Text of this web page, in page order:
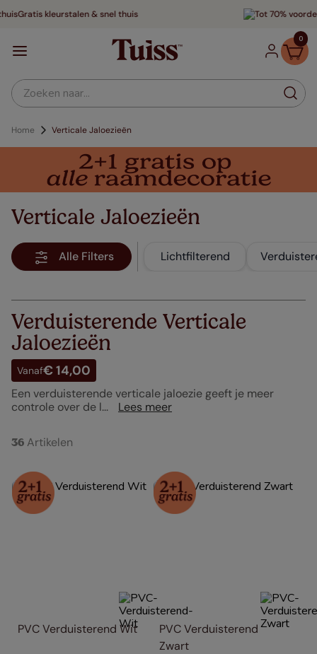
0
Zoeken naar...
Home Verticale Jaloezieën
Verticale Jaloezieën
Alle Filters Lichtfilterend
Verduisterende Verticale
Jaloezieën
Vanaf€ 14,00
Een verduisterende verticale jaloezie geeft je meer
controle over de l...
Lees meer
36 Artikelen
PVC Verduisterend Wit
PVC Verduisterend
Zwart